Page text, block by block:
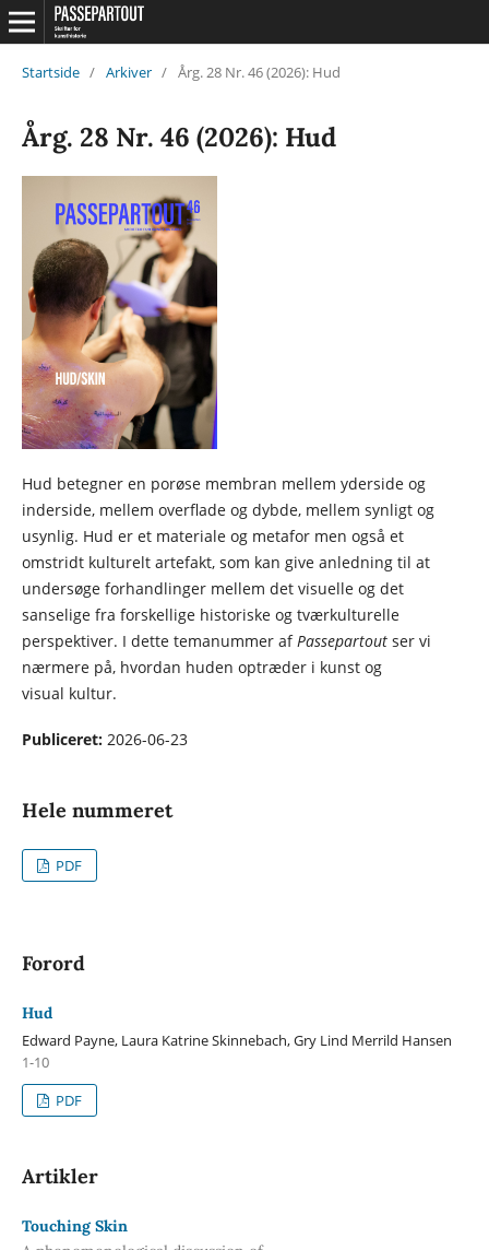
Startside / Arkiver / Årg. 28 Nr. 46 (2026): Hud
Årg. 28 Nr. 46 (2026): Hud
Hud betegner en porøse membran mellem yderside og
inderside, mellem overflade og dybde, mellem synligt og
usynlig. Hud er et materiale og metafor men også et
omstridt kulturelt artefakt, som kan give anledning til at
undersøge forhandlinger mellem det visuelle og det
sanselige fra forskellige historiske og tværkulturelle
perspektiver. I dette temanummer afPassepartoutser vi
nærmere på, hvordan huden optræder i kunst og
visual kultur.
Publiceret: 2026-06-23
Hele nummeret
PDF
Forord
Hud
Edward Payne, Laura Katrine Skinnebach, Gry Lind Merrild Hansen
1-10
PDF
Artikler
Touching Skin